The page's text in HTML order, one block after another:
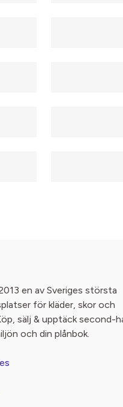
en av Sveriges största
för kläder, skor och
sälj & upptäck second-
och din plånbok.